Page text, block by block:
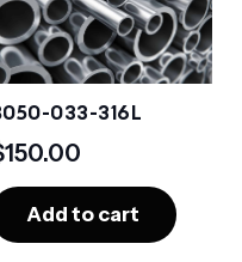
033-316L
150.00
Add to cart